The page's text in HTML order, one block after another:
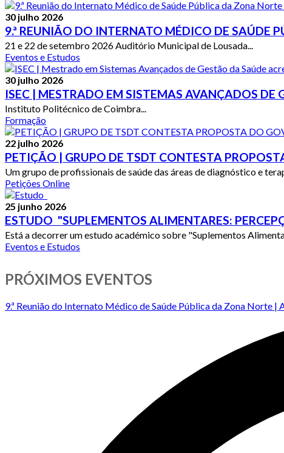
30 julho 2026
9.ª REUNIÃO DO INTERNATO MÉDICO DE SAÚDE
21 e 22 de setembro 2026 Auditório Municipal de Lousada...
Eventos e Estudos
30 julho 2026
ISEC | MESTRADO EM SISTEMAS AVANÇADOS
Instituto Politécnico de Coimbra...
Formação
22 julho 2026
PETIÇÃO | GRUPO DE TSDT CONTESTA
Um grupo de profissionais de saúde das áreas de diagnóstico e
Petições Online
25 junho 2026
ESTUDO "SUPLEMENTOS ALIMENTARES:
Está a decorrer um estudo académico sobre "Suplementos
Eventos e Estudos
PRÓXIMOS EVENTOS
9.ª Reunião do Internato Médico de Saúde Pública da Zona Norte